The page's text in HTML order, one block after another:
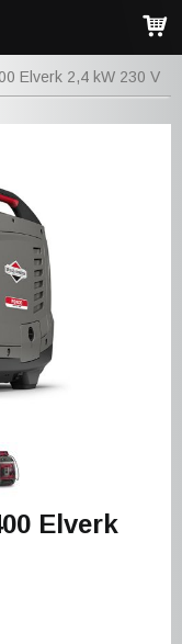
Elverk 2,4 kW 230 V
Elverk